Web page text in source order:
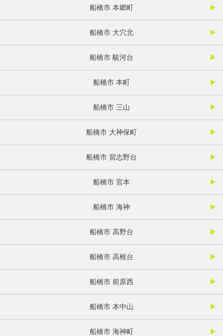
船橋市 本郷町
船橋市 大穴北
船橋市 駿河台
船橋市 本町
船橋市 三山
船橋市 大神保町
船橋市 習志野台
船橋市 宮本
船橋市 海神
船橋市 高野台
船橋市 高根台
船橋市 前原西
船橋市 本中山
船橋市 海神町